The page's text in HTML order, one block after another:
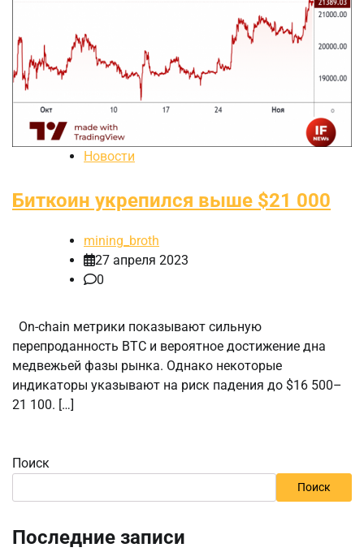
Новости
Биткоин укрепился выше $21 000
mining_broth
27 апреля 2023
0
On-chain метрики показывают сильную
перепроданность BTC и вероятное достижение дна
медвежьей фазы рынка. Однако некоторые
индикаторы указывают на риск падения до $16 500–
21 100. […]
Поиск
Поиск
Последние записи